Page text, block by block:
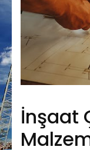
İnşaat